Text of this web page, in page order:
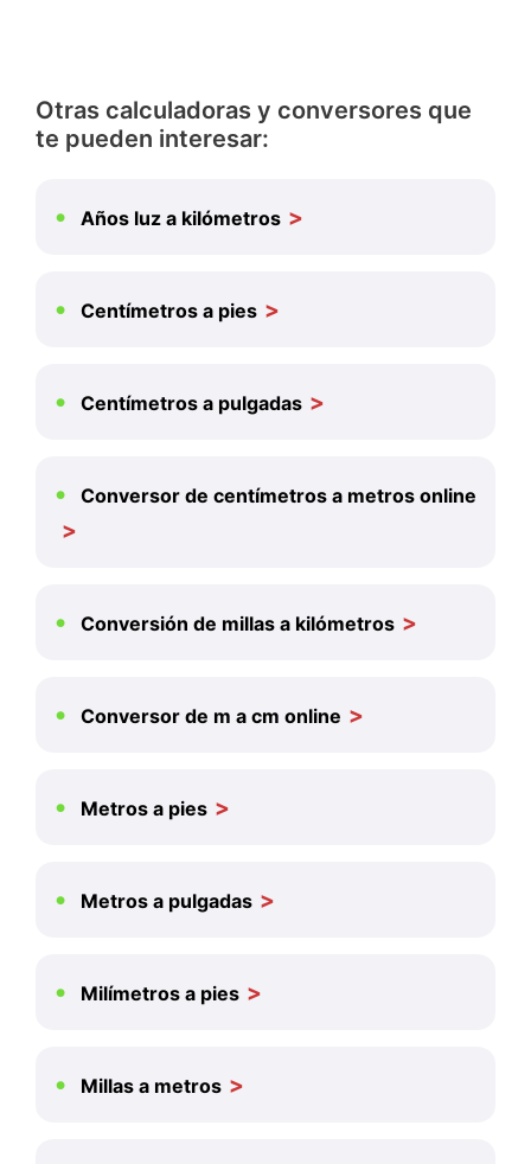
Otras calculadoras y conversores que
te pueden interesar:
Años luz a kilómetros
Centímetros a pies
Centímetros a pulgadas
Conversor de centímetros a metros online
Conversión de millas a kilómetros
Conversor de m a cm online
Metros a pies
Metros a pulgadas
Milímetros a pies
Millas a metros